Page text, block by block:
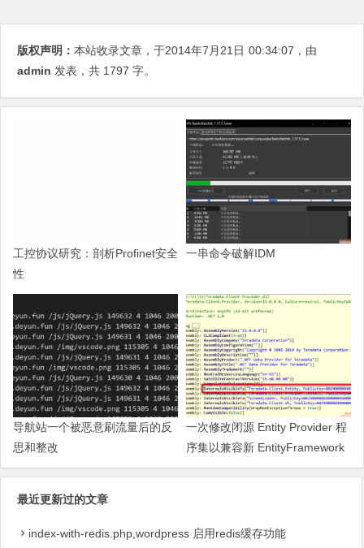
版权声明： 本站收录文章，于2014年7月21日 00:34:07 ，由
admin 发表，共 1797 字。
工控协议研究：剖析Profinet安全
性
一串命令破解IDM
导航站一个被恶意刷流量后的反
思和整改
一次修改闭源 Entity Provider 程
序集以兼容新 EntityFramework
的过程
最近更新过的文章
index-with-redis.php,wordpress 启用redis缓存功能